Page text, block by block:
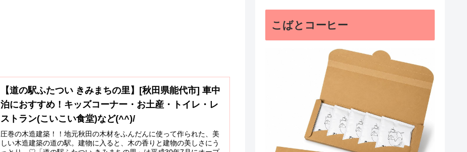
【道の駅ふたつい きみまちの里】[秋田県能代市] 車中
泊におすすめ！キッズコーナー・お土産・トイレ・レ
ストラン(こいこい食堂)など(^^)/
圧巻の木造建築！！地元秋田の木材をふんだんに使って作られた、美
しい木造建築の道の駅。建物に入ると、木の香りと建物の美しさにう
こばとコーヒー